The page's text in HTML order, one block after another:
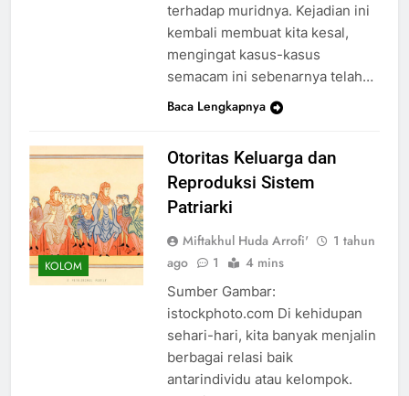
terhadap muridnya. Kejadian ini
kembali membuat kita kesal,
mengingat kasus-kasus
semacam ini sebenarnya telah…
Baca Lengkapnya
KOLOM
Otoritas Keluarga dan
Reproduksi Sistem
Patriarki
Miftakhul Huda Arrofi'
1 tahun
ago
1 4 mins
Sumber Gambar:
istockphoto.com Di kehidupan
sehari-hari, kita banyak menjalin
berbagai relasi baik
antarindividu atau kelompok.